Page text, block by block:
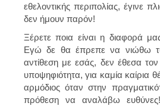
εθελοντικής περιπολίας, έγινε
δεν ήμουν παρόν!
Ξέρετε ποια είναι η διαφορά
Εγώ δε θα έπρεπε να νιώθω
αντίθεση με εσάς, δεν έθεσα
υποψηφιότητα, για καμία καίρια
αρμόδιος όταν στην
πρόθεση να αναλάβω